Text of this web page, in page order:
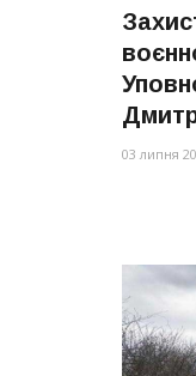
03 липня